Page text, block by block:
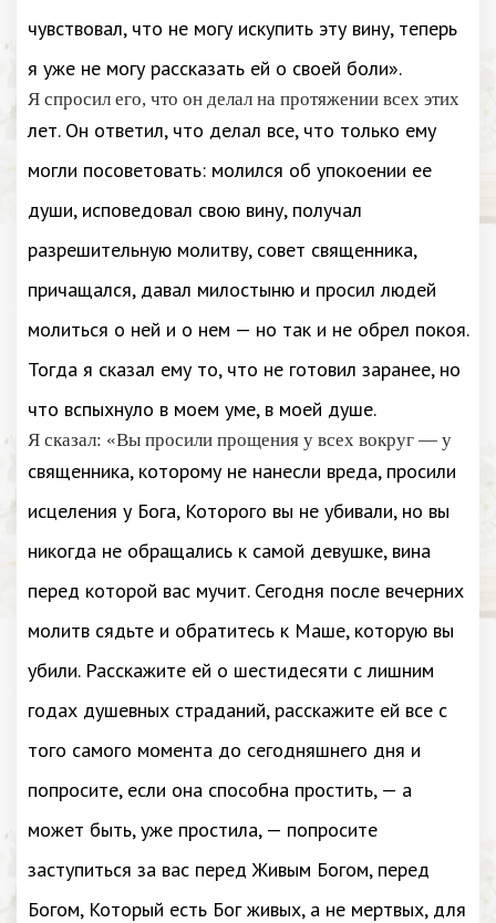
чувствовал, что не могу искупить эту вину, теперь
я уже не могу рассказать ей о своей боли».
Я спросил его, что он делал на протяжении всех этих
лет. Он ответил, что делал все, что только ему
могли посоветовать: молился об упокоении ее
души, исповедовал свою вину, получал
разрешительную молитву, совет священника,
причащался, давал милостыню и просил людей
молиться о ней и о нем — но так и не обрел покоя.
Тогда я сказал ему то, что не готовил заранее, но
что вспыхнуло в моем уме, в моей душе.
Я сказал: «Вы просили прощения у всех вокруг — у
священника, которому не нанесли вреда, просили
исцеления у Бога, Которого вы не убивали, но вы
никогда не обращались к самой девушке, вина
перед которой вас мучит. Сегодня после вечерних
молитв сядьте и обратитесь к Маше, которую вы
убили. Расскажите ей о шестидесяти с лишним
годах душевных страданий, расскажите ей все с
того самого момента до сегодняшнего дня и
попросите, если она способна простить, — а
может быть, уже простила, — попросите
заступиться за вас перед Живым Богом, перед
Богом, Который есть Бог живых, а не мертвых, для